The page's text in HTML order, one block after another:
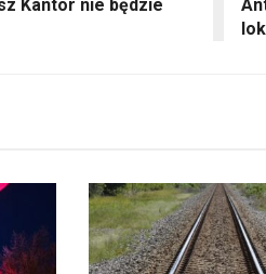
Kantor nie będzie